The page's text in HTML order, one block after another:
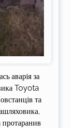
аварія за
Toyota
та